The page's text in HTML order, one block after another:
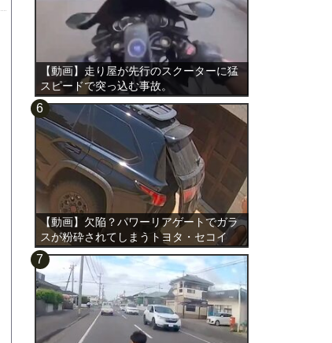
【動画】走り屋が先行のスクーターに猛
スピードで突っ込む事故。
【動画】欠陥？パワーリアゲートでガラ
スが粉砕されてしまうトヨタ・セコイ
ア。